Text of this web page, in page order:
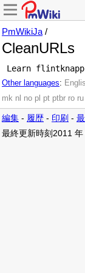
PmWikiJa /
CleanURLs
Other languages:
mk nl no pl pt ptbr ro ru
編集 - 履歴 - 印刷 -
最終更新時刻2011